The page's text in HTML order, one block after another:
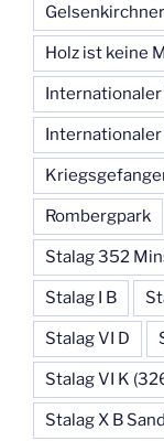
Holz ist keine
Internationaler
Rombergpark
Stalag 352
Stalag I B
Stalag VI D
Stalag VI K
Stalag X B